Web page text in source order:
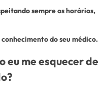
sempre os horários,
do seu médico.
eu me esquecer de